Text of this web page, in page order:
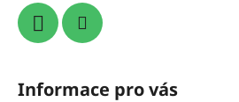
Informace pro vás